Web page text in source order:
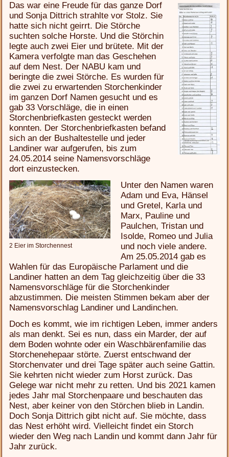
Das war eine Freude für das ganze Dorf
und Sonja Dittrich strahlte vor Stolz. Sie
hatte sich nicht geirrt. Die Störche
suchten solche Horste. Und die Störchin
legte auch zwei Eier und brütete. Mit der
Kamera verfolgte man das Geschehen
auf dem Nest. Der NABU kam und
beringte die zwei Störche. Es wurden für
die zwei zu erwartenden Storchenkinder
im ganzen Dorf Namen gesucht und es
gab 33 Vorschläge, die in einen
Storchenbriefkasten gesteckt werden
konnten. Der Storchenbriefkasten befand
sich an der Bushaltestelle und jeder
Landiner war aufgerufen, bis zum
24.05.2014 seine Namensvorschläge
dort einzustecken.
2 Eier im Storchennest
Unter den Namen waren
Adam und Eva, Hänsel
und Gretel, Karla und
Marx, Pauline und
Paulchen, Tristan und
Isolde, Romeo und Julia
und noch viele andere.
Am 25.05.2014 gab es
Wahlen für das Europäische Parlament und die
Landiner hatten an dem Tag gleichzeitig über die 33
Namensvorschläge für die Storchenkinder
abzustimmen. Die meisten Stimmen bekam aber der
Namensvorschlag Landiner und Landinchen.
Doch es kommt, wie im richtigen Leben, immer anders
als man denkt. Sei es nun, dass ein Marder, der auf
dem Boden wohnte oder ein Waschbärenfamilie das
Storchenehepaar störte. Zuerst entschwand der
Storchenvater und drei Tage später auch seine Gattin.
Sie kehrten nicht wieder zum Horst zurück. Das
Gelege war nicht mehr zu retten. Und bis 2021 kamen
jedes Jahr mal Storchenpaare und beschauten das
Nest, aber keiner von den Störchen blieb in Landin.
Doch Sonja Dittrich gibt nicht auf. Sie möchte, dass
das Nest erhöht wird. Vielleicht findet ein Storch
wieder den Weg nach Landin und kommt dann Jahr für
Jahr zurück.